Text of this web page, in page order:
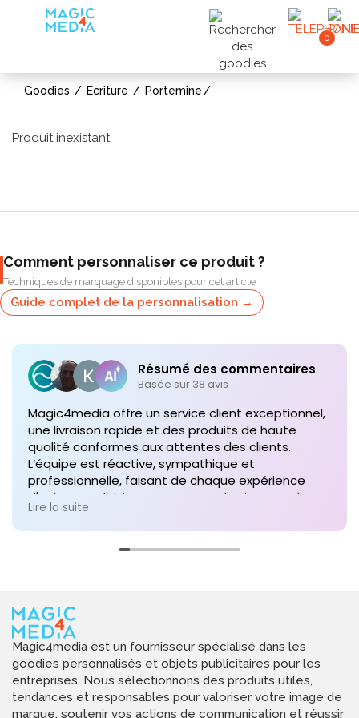
0
Goodies Ecriture Portemine
Produit inexistant
Comment personnaliser ce produit ?
Techniques de marquage disponibles pour cet article
Guide complet de la personnalisation →
Résumé des commentaires
Basée sur 38 avis
Magic4media offre un service client exceptionnel,
une livraison rapide et des produits de haute
qualité conformes aux attentes des clients.
L’équipe est réactive, sympathique et
professionnelle, faisant de chaque expérience
d'achat un plaisir. Je recommande vivement leurs
services pour toute commande future de produits
personnalisés !
Lire la suite
Magic4media est un fournisseur spécialisé dans les
goodies personnalisés et objets publicitaires pour les
entreprises. Nous sélectionnons des produits utiles,
tendances et responsables pour valoriser votre image de
marque, soutenir vos actions de communication et réussir